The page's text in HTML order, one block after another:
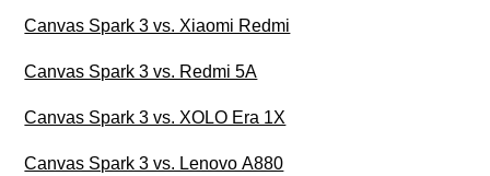
Canvas Spark 3 vs. Xiaomi Redmi
Canvas Spark 3 vs. Redmi 5A
Canvas Spark 3 vs. XOLO Era 1X
Canvas Spark 3 vs. Lenovo A880